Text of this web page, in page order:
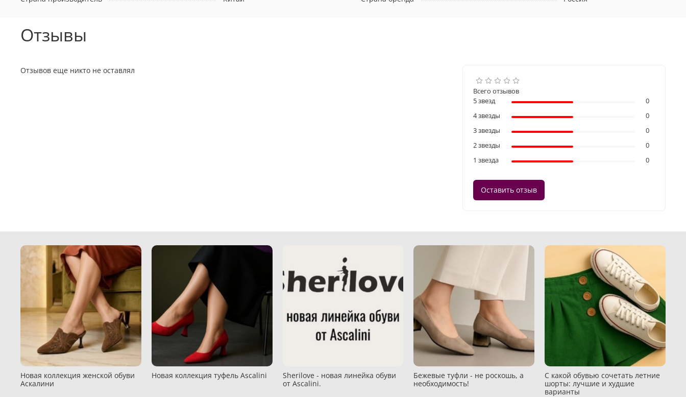
Отзывы
Отзывов еще никто не оставлял
Всего отзывов
5 звезд
0
4 звезды
0
3 звезды
0
2 звезды
0
1 звезда
0
Оставить отзыв
Новая коллекция женской обуви
Аскалини
Новая коллекция туфель Ascalini
Sherilove - новая линейка обуви
от Ascalini.
Бежевые туфли - не роскошь, а
необходимость!
С какой обувью сочетать летние
шорты: лучшие и худшие
варианты